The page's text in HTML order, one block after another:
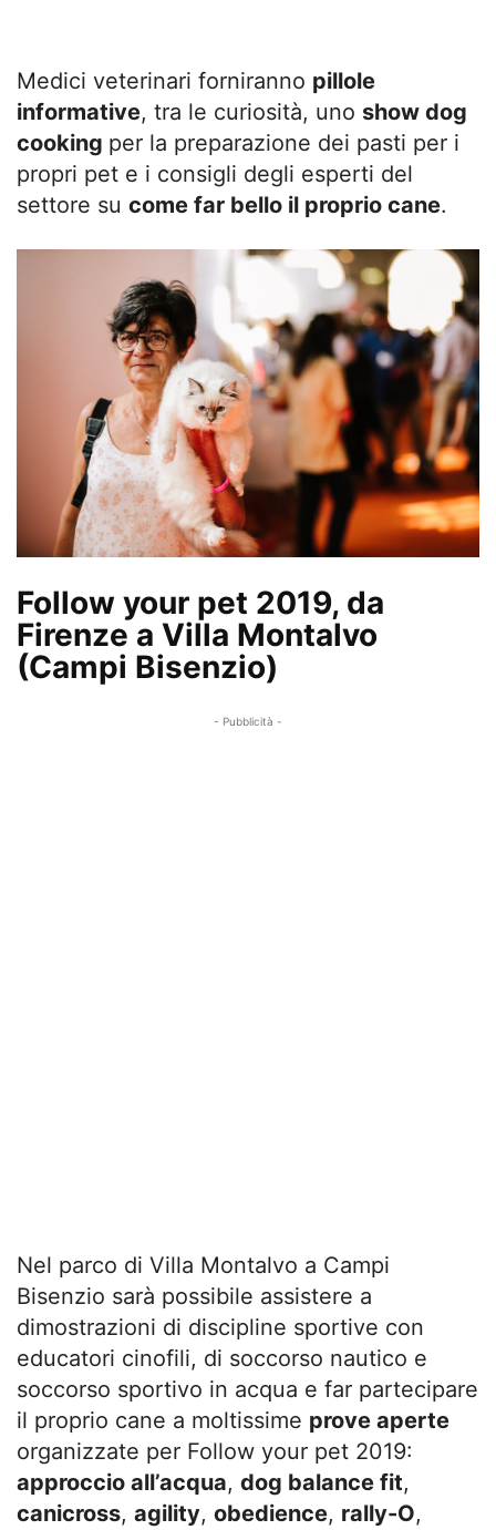
Medici veterinari forniranno pillole
informative, tra le curiosità, uno show dog
cooking per la preparazione dei pasti per i
propri pet e i consigli degli esperti del
settore su come far bello il proprio cane.
Follow your pet 2019, da
Firenze a Villa Montalvo
(Campi Bisenzio)
- Pubblicità -
Nel parco di Villa Montalvo a Campi
Bisenzio sarà possibile assistere a
dimostrazioni di discipline sportive con
educatori cinofili, di soccorso nautico e
soccorso sportivo in acqua e far partecipare
il proprio cane a moltissime prove aperte
organizzate per Follow your pet 2019:
approccio all’acqua, dog balance fit,
canicross, agility, obedience, rally-O,